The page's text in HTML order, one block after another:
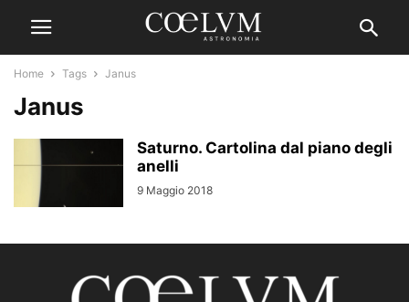
Home Tags Janus
Janus
Saturno. Cartolina dal piano degli
anelli
9 Maggio 2018